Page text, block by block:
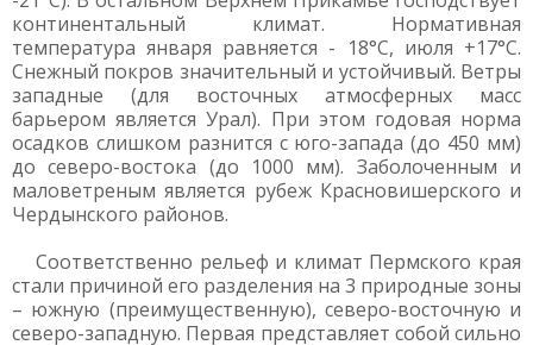
континентальный климат. Нормативная
температура января равняется - 18°C, июля +17°C.
Снежный покров значительный и устойчивый. Ветры
западные (для восточных атмосферных масс
барьером является Урал). При этом годовая норма
осадков слишком разнится с юго-запада (до 450 мм)
до северо-востока (до 1000 мм). Заболоченным и
маловетреным является рубеж Красновишерского и
Чердынского районов.
Соответственно рельеф и климат Пермского края
стали причиной его разделения на 3 природные зоны
– южную (преимущественную), северо-восточную и
северо-западную. Первая представляет собой сильно